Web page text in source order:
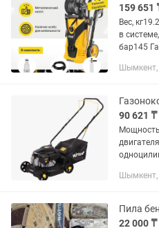
159 651
Вес,
в
бар145
Шымкент,
90 621 ₸
Обороты
Шымкент,
Пила
22 000 ₸